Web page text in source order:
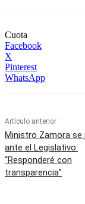
Cuota
Facebook
X
Pinterest
WhatsApp
Artículo anterior
Ministro Zamora se
ante el Legislativo:
“Responderé con
transparencia”